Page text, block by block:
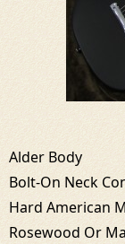
Alder Body
Bolt-On Neck
Hard American
Rosewood Or